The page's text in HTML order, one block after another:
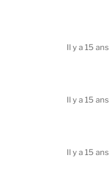
Il y a 15 ans
Il y a 15 ans
Il y a 15 ans